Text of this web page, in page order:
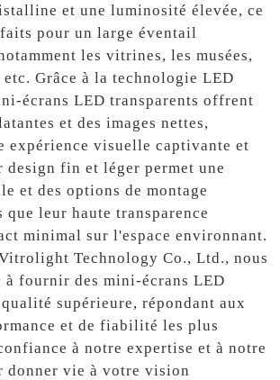
et une luminosité élevée, ce
pour un large éventail
les vitrines, les musées,
Grâce à la technologie LED
écrans LED transparents offrent
et des images nettes,
expérience visuelle captivante et
design fin et léger permet une
et des options de montage
leur haute transparence
minimal sur l'espace environnant.
Technology Co., Ltd., nous
à fournir des mini-écrans LED
supérieure, répondant aux
et de fiabilité les plus
à notre expertise et à notre
donner vie à votre vision